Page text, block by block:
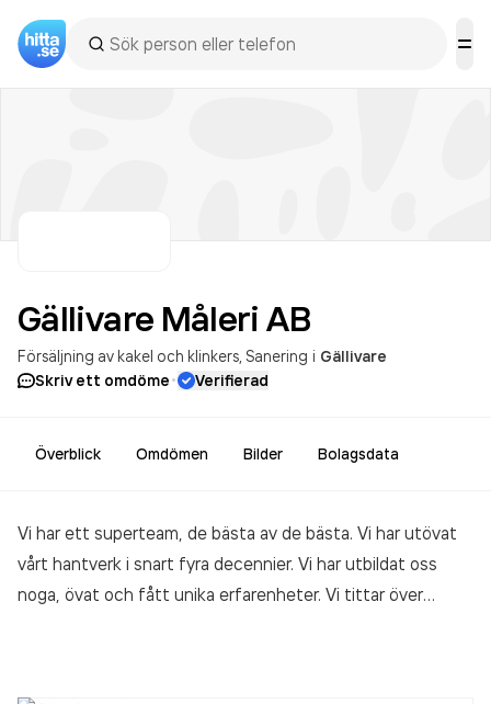
Gällivare Måleri AB
Försäljning av kakel och klinkers Sanering i Gällivare
Skriv ett omdöme· Verifierad
Överblick Omdömen Bilder Bolagsdata
Vi har ett superteam, de bästa av de bästa. Vi har utövat
vårt hantverk i snart fyra decennier. Vi har utbildat oss
noga, övat och fått unika erfarenheter. Vi tittar över